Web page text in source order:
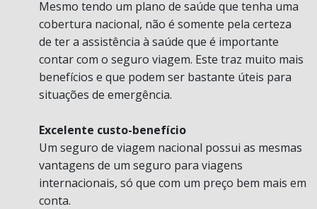
Mesmo tendo um plano de saúde que tenha uma
cobertura nacional, não é somente pela certeza
de ter a assistência à saúde que é importante
contar com o seguro viagem. Este traz muito mais
benefícios e que podem ser bastante úteis para
situações de emergência.
Excelente custo-benefício
Um seguro de viagem nacional possui as mesmas
vantagens de um seguro para viagens
internacionais, só que com um preço bem mais em
conta.